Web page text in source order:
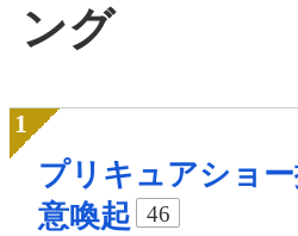
ング
プリキュアショ
意喚起
46